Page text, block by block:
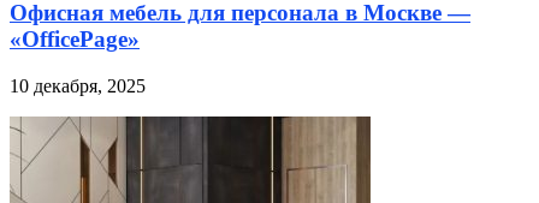
Офисная мебель для персонала в Москве —
«OfficePage»
10 декабря, 2025